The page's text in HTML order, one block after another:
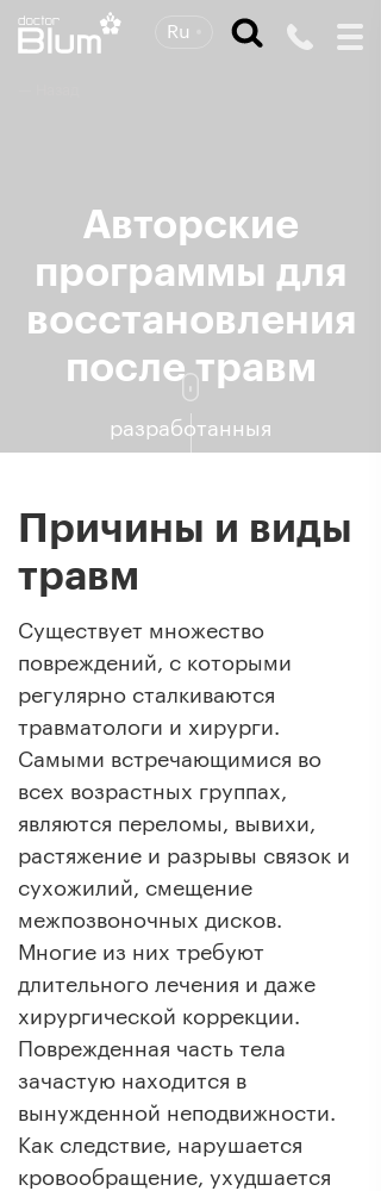
Ru
Авторские
программы для
восстановления
после травм
разработанныя
Доктором Блюмом
Причины и виды
травм
Существует множество
повреждений, с которыми
регулярно сталкиваются
травматологи и хирурги.
Самыми встречающимися во
всех возрастных группах,
являются переломы, вывихи,
растяжение и разрывы связок и
сухожилий, смещение
межпозвоночных дисков.
Многие из них требуют
длительного лечения и даже
хирургической коррекции.
Поврежденная часть тела
зачастую находится в
вынужденной неподвижности.
Как следствие, нарушается
кровообращение, ухудшается